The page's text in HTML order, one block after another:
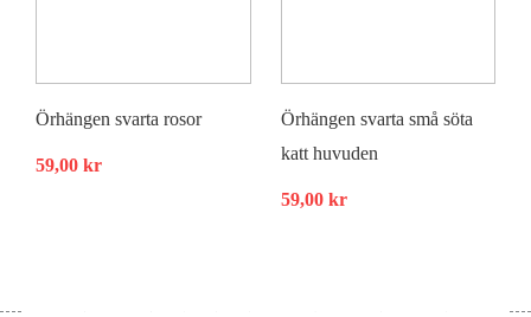
Örhängen svarta rosor
59,00 kr
Örhängen svarta små söta
katt huvuden
59,00 kr